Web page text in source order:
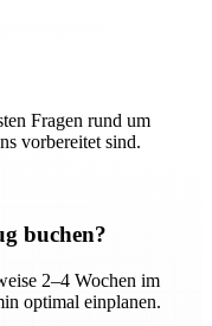
Fragen rund um
vorbereitet sind.
buchen?
2–4 Wochen im
optimal einplanen.